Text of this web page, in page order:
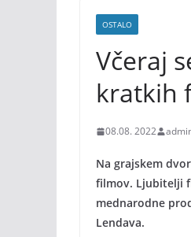
OSTALO
Včeraj
kratkih
08.08. 2022
Na grajskem
filmov. Ljubitelji
mednarodne
Lendava.